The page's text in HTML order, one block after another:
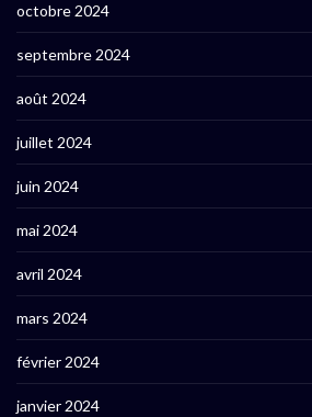
octobre 2024
septembre 2024
août 2024
juillet 2024
juin 2024
mai 2024
avril 2024
mars 2024
février 2024
janvier 2024